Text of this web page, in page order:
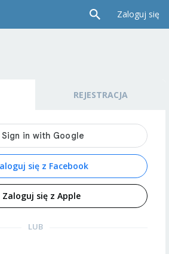
Zaloguj się
REJESTRACJA
się z Facebook
Zaloguj się z Apple
LUB